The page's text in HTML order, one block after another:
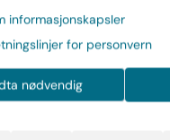
informasjonskapsler
for personvern
nødvendig